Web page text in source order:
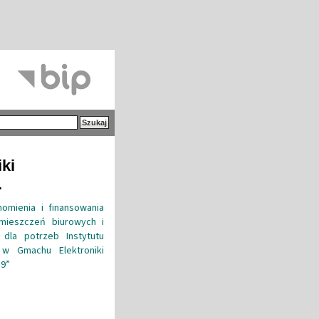
i finansowania
biurowych i
potrzeb Instytutu
Gmachu Elektroniki